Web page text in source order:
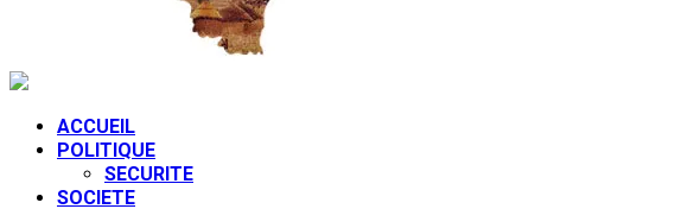
ACCUEIL
POLITIQUE
SECURITE
SOCIETE